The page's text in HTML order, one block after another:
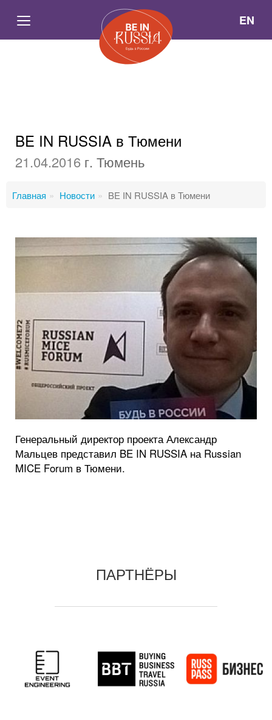
EN
BE IN RUSSIA в Тюмени
21.04.2016 г. Тюмень
Главная Новости BE IN RUSSIA в Тюмени
Генеральный директор проекта Александр
Мальцев представил BE IN RUSSIA на Russian
MICE Forum в Тюмени.
ПАРТНЁРЫ